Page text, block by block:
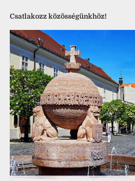
Csatlakozz közösségünkhöz!